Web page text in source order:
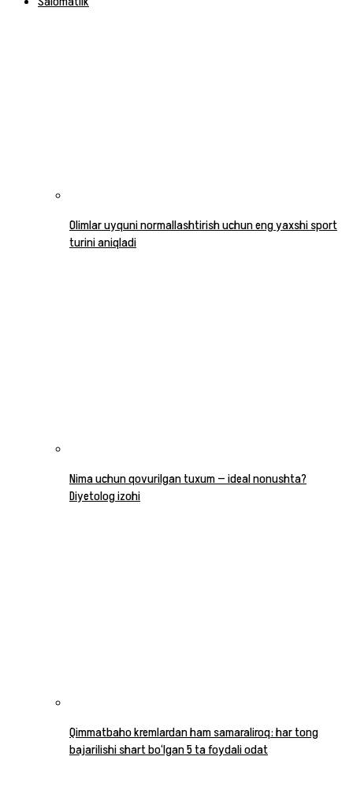
Olimlar uyquni normallashtirish uchun eng yaxshi sport
turini aniqladi
Nima uchun qovurilgan tuxum — ideal nonushta?
Diyetolog izohi
Qimmatbaho kremlardan ham samaraliroq: har tong
bajarilishi shart bo‘lgan 5 ta foydali odat